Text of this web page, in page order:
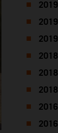
2019
2019
2019
2018
2018
2018
2016
2016